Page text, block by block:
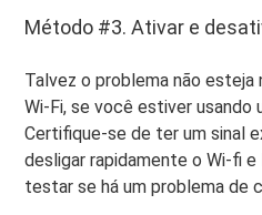
Método #3. Ativar e
Talvez o problema não esteja
Wi-Fi, se você estiver usando
Certifique-se de ter um sinal
desligar rapidamente o Wi-fi
testar se há um problema de